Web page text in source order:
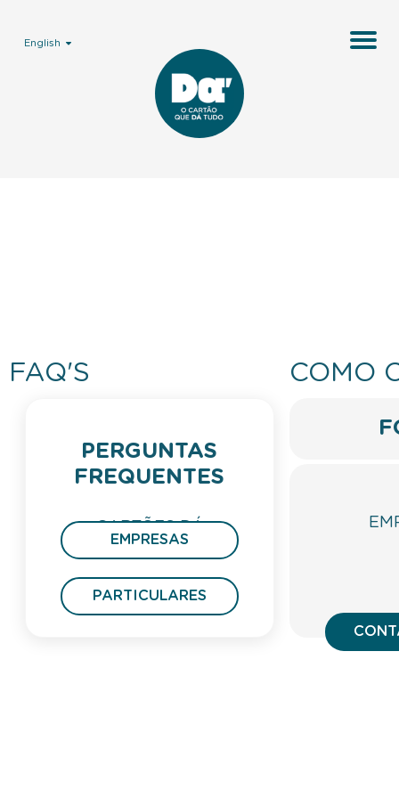
English
FAQ'S
PERGUNTAS
FREQUENTES
CARTÕES DÁ
PRESENTE
EMPRESAS
PARTICULARES
COMO